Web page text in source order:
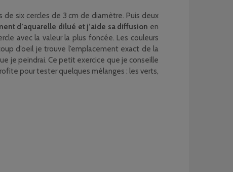
de six cercles de 3 cm de diamètre. Puis deux
d’aquarelle dilué et j’aide sa diffusion en
avec la valeur la plus foncée. Les couleurs
d’oeil je trouve l’emplacement exact de la
je peindrai. Ce petit exercice que je conseille
pour tester quelques mélanges : les verts,